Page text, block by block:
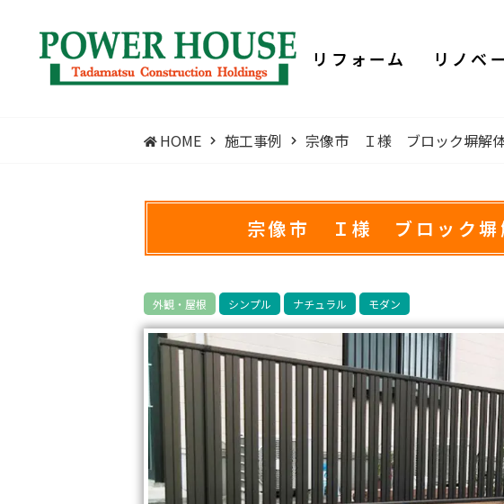
リフォーム リノベ
HOME 施工事例 宗像市 Ｉ様 ブロック塀解
宗像市 Ｉ様 ブロック塀
外観・屋根 シンプル ナチュラル モダン